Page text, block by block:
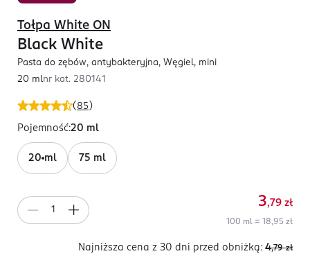
( 85 )
Tołpa White ON
Black White
Pasta do zębów, antybakteryjna, Węgiel, mini
20 mlnr kat. 280141
Pojemność:20 ml
20 ml 75 ml
3,79 zł
100 ml = 18,95 zł
Najniższa cena z 30 dni przed obniżką: 4,79 zł